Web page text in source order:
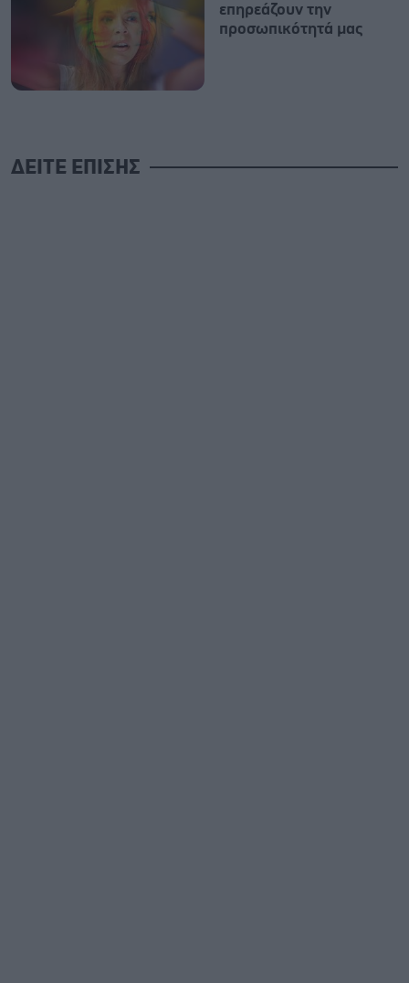
επηρεάζουν την
προσωπικότητά μας
ΔΕΙΤΕ ΕΠΙΣΗΣ